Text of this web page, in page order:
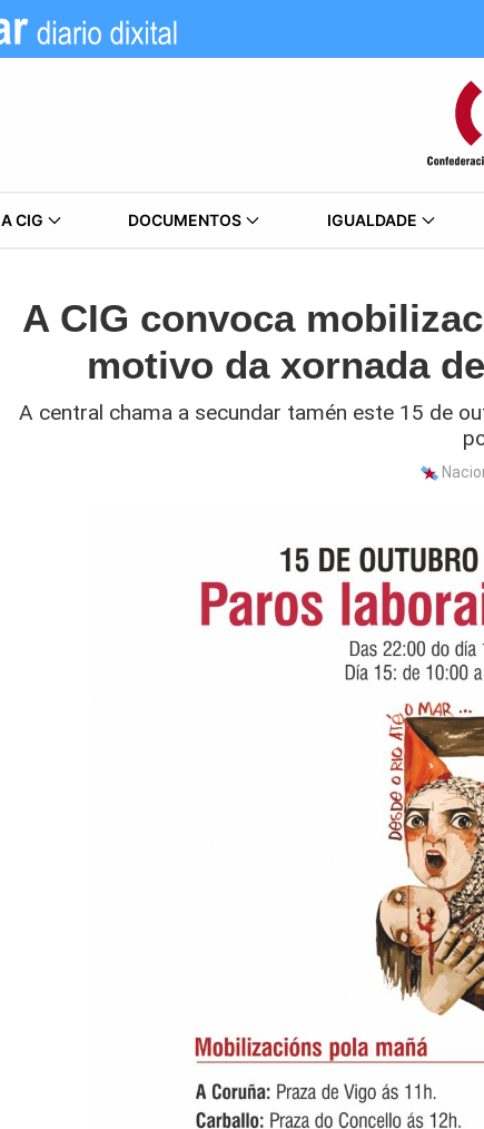
A CIG DOCUMENTOS IGUALDADE
A CIG convoca
motivo da xornada
A central chama a secundar tamén este 15 de